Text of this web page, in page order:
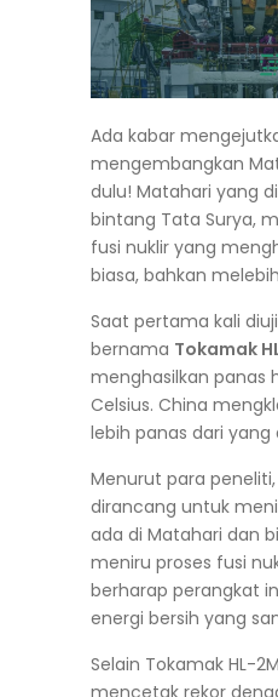
Ada kabar
mengembangkan
dulu! Matahari yang
bintang Tata Surya,
fusi nuklir yang
biasa, bahkan
Saat pertama kali
bernama Tokamak
menghasilkan panas
Celsius. China
lebih panas dari yang
Menurut para
dirancang untuk
ada di Matahari dan
meniru proses fusi
berharap perangkat
energi bersih yang
Selain Tokamak HL-
mencetak rekor